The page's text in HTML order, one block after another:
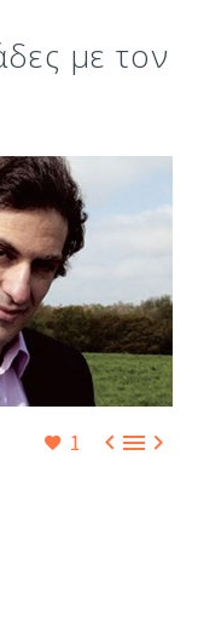
με τον
1 